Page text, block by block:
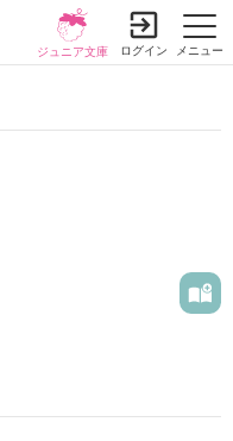
メニュー
ジュニア文庫 ログイン